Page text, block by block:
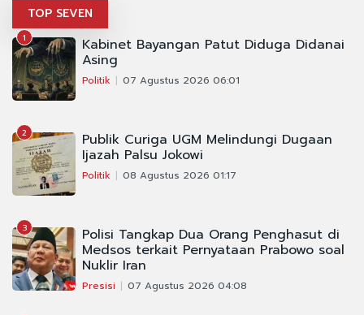
TOP SEVEN
1 Kabinet Bayangan Patut Diduga Didanai
Asing
Politik 07 Agustus 2026 06:01
2 Publik Curiga UGM Melindungi Dugaan
Ijazah Palsu Jokowi
Politik 08 Agustus 2026 01:17
3 Polisi Tangkap Dua Orang Penghasut di
Medsos terkait Pernyataan Prabowo soal
Nuklir Iran
Presisi 07 Agustus 2026 04:08